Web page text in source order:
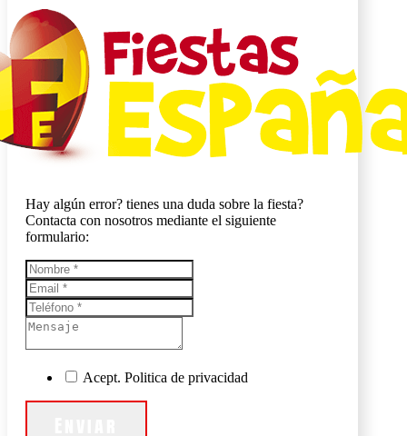
Hay algún error? tienes una duda sobre la fiesta?
Contacta con nosotros mediante el siguiente
formulario:
Acept. Politica de privacidad